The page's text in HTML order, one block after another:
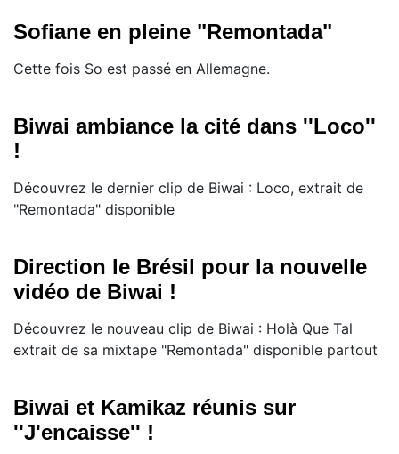
Sofiane en pleine "Remontada"
Cette fois So est passé en Allemagne.
Biwai ambiance la cité dans ''Loco''
!
Découvrez le dernier clip de Biwai : Loco, extrait de
"Remontada" disponible
Direction le Brésil pour la nouvelle
vidéo de Biwai !
Découvrez le nouveau clip de Biwai : Holà Que Tal
extrait de sa mixtape "Remontada" disponible partout
Biwai et Kamikaz réunis sur
''J'encaisse'' !